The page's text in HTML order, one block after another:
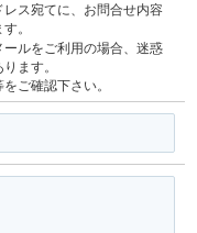
ス宛てに、お問合せ内容
。
ルをご利用の場合、迷惑
ます。
ご確認下さい。